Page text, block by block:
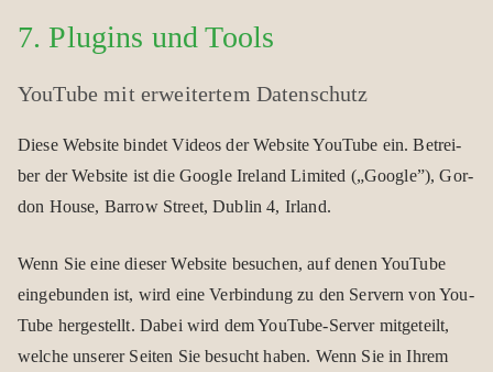
7. Plug­ins und Tools
You­Tube mit erwei­ter­tem Daten­schutz
Diese Web­site bin­det Videos der Web­site You­Tube ein. Betrei­
ber der Web­site ist die Google Ire­land Limi­ted („Google”), Gor­
don House, Bar­row Street, Dub­lin 4, Irland.
Wenn Sie eine die­ser Web­site besu­chen, auf denen You­Tube
ein­ge­bun­den ist, wird eine Ver­bin­dung zu den Ser­vern von You­
Tube her­ge­stellt. Dabei wird dem You­Tube-Ser­ver mit­ge­teilt,
wel­che unse­rer Sei­ten Sie besucht haben. Wenn Sie in Ihrem